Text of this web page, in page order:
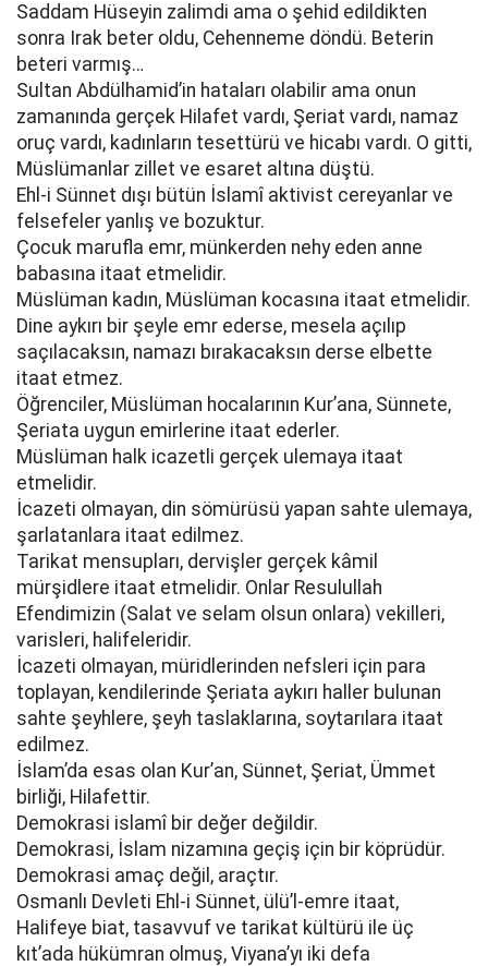
Saddam Hüseyin zalimdi ama o şehid edildikten
sonra Irak beter oldu, Cehenneme döndü. Beterin
beteri varmış…
Sultan Abdülhamid’in hataları olabilir ama onun
zamanında gerçek Hilafet vardı, Şeriat vardı, namaz
oruç vardı, kadınların tesettürü ve hicabı vardı. O gitti,
Müslümanlar zillet ve esaret altına düştü.
Ehl-i Sünnet dışı bütün İslamî aktivist cereyanlar ve
felsefeler yanlış ve bozuktur.
Çocuk marufla emr, münkerden nehy eden anne
babasına itaat etmelidir.
Müslüman kadın, Müslüman kocasına itaat etmelidir.
Dine aykırı bir şeyle emr ederse, mesela açılıp
saçılacaksın, namazı bırakacaksın derse elbette
itaat etmez.
Öğrenciler, Müslüman hocalarının Kur’ana, Sünnete,
Şeriata uygun emirlerine itaat ederler.
Müslüman halk icazetli gerçek ulemaya itaat
etmelidir.
İcazeti olmayan, din sömürüsü yapan sahte ulemaya,
şarlatanlara itaat edilmez.
Tarikat mensupları, dervişler gerçek kâmil
mürşidlere itaat etmelidir. Onlar Resulullah
Efendimizin (Salat ve selam olsun onlara) vekilleri,
varisleri, halifeleridir.
İcazeti olmayan, müridlerinden nefsleri için para
toplayan, kendilerinde Şeriata aykırı haller bulunan
sahte şeyhlere, şeyh taslaklarına, soytarılara itaat
edilmez.
İslam’da esas olan Kur’an, Sünnet, Şeriat, Ümmet
birliği, Hilafettir.
Demokrasi islamî bir değer değildir.
Demokrasi, İslam nizamına geçiş için bir köprüdür.
Demokrasi amaç değil, araçtır.
Osmanlı Devleti Ehl-i Sünnet, ülü’l-emre itaat,
Halifeye biat, tasavvuf ve tarikat kültürü ile üç
kıt’ada hükümran olmuş, Viyana’yı iki defa